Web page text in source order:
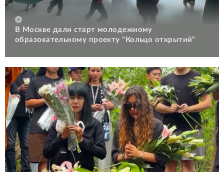
В Москве дали старт молодежному
образовательному проекту "Кольцо открытий"